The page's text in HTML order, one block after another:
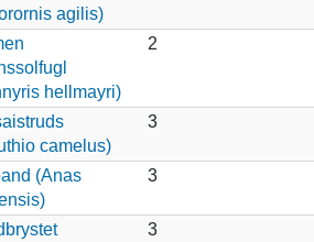
agilis)
hellmayri)
2
camelus)
3
(Anas
3
3